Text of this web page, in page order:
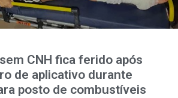
CNH fica ferido após
de aplicativo durante
posto de combustíveis